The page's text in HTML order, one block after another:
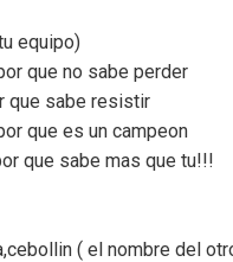
equipo)
que no sabe perder
que sabe resistir
que es un campeon
que sabe mas que tu!!!
( el nombre del